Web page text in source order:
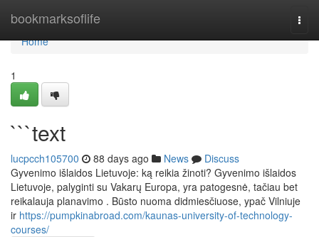
bookmarksoflife
Home
Home
1
```text
lucpcch105700 88 days ago News
Discuss
Gyvenimo išlaidos Lietuvoje: ką reikia žinoti? Gyvenimo išlaidos
Lietuvoje, palyginti su Vakarų Europa, yra patogesnė, tačiau bet
reikalauja planavimo . Būsto nuoma didmiesčiuose, ypač Vilniuje
ir https://pumpkinabroad.com/kaunas-university-of-technology-
courses/